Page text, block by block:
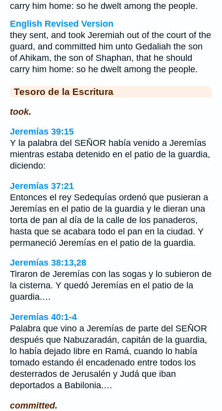
carry him home: so he dwelt among the people.
English Revised Version
they sent, and took Jeremiah out of the court of the
guard, and committed him unto Gedaliah the son
of Ahikam, the son of Shaphan, that he should
carry him home: so he dwelt among the people.
Tesoro de la Escritura
took.
Jeremías 39:15
Y la palabra del SEÑOR había venido a Jeremías
mientras estaba detenido en el patio de la guardia,
diciendo:
Jeremías 37:21
Entonces el rey Sedequías ordenó que pusieran a
Jeremías en el patio de la guardia y le dieran una
torta de pan al día de la calle de los panaderos,
hasta que se acabara todo el pan en la ciudad. Y
permaneció Jeremías en el patio de la guardia.
Jeremías 38:13,28
Tiraron de Jeremías con las sogas y lo subieron de
la cisterna. Y quedó Jeremías en el patio de la
guardia.…
Jeremías 40:1-4
Palabra que vino a Jeremías de parte del SEÑOR
después que Nabuzaradán, capitán de la guardia,
lo había dejado libre en Ramá, cuando lo había
tomado estando él encadenado entre todos los
desterrados de Jerusalén y Judá que iban
deportados a Babilonia.…
committed.